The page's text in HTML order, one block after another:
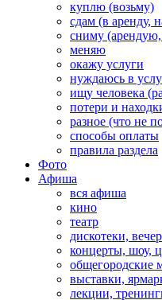
куплю (возьму)
сдам (в аренду,
сниму (арендую,
меняю
окажу услуги
нуждаюсь в
ищу человека
потери и
разное (что не
способы оплаты
правила раздела
Фото
Афиша
вся афиша
кино
театр
дискотеки,
концерты, шоу,
общегородские
выставки,
лекции,